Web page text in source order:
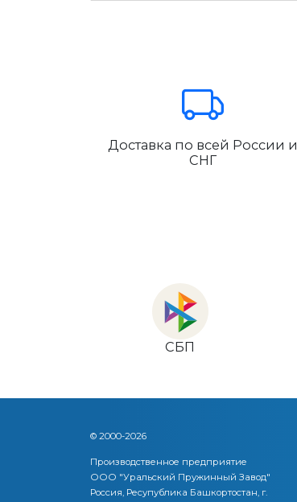
Доставка по всей России и
СНГ
СБП
© 2000-2026
Производственное предприятие
ООО "Уральский Пружинный Завод"
Россия, Ресупублика Башкортостан, г.